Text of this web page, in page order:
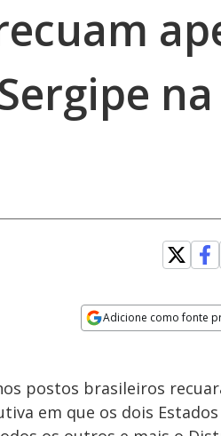
na
Adicione como fonte
postos brasileiros
em que os dois